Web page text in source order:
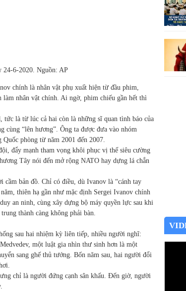
24-6-2020. Nguồn: AP
chính là nhân vật phụ xuất hiện từ đầu phim,
nhân vật chính. Ai ngờ, phim chiếu gần hết thì
là từ lúc cả hai còn là những sĩ quan tình báo của
“lên hương”. Ông ta được đưa vào nhóm
phòng từ năm 2001 đến 2007.
đẩy mạnh tham vọng khôi phục vị thế siêu cường
Tây nói đến mở rộng NATO hay dựng lá chắn
bản đồ. Chỉ có điều, dù Ivanov là “cánh tay
thiên hạ gần như mặc định Sergei Ivanov chính
an ninh, cùng xây dựng bộ máy quyền lực sau khi
thành càng không phải bàn.
sau hai nhiệm kỳ liên tiếp, nhiều người nghĩ:
một luật gia nhìn thư sinh hơn là một
sang ghế thủ tướng. Bốn năm sau, hai người đổi
chỉ là người đứng cạnh sân khấu. Đến giờ, người